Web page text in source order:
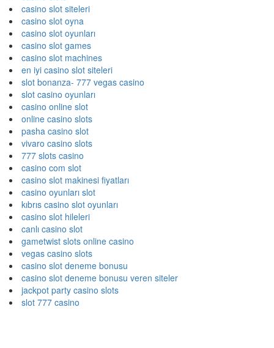
casino slot siteleri
casino slot oyna
casino slot oyunları
casino slot games
casino slot machines
en iyi casino slot siteleri
slot bonanza- 777 vegas casino
slot casino oyunları
casino online slot
online casino slots
pasha casino slot
vivaro casino slots
777 slots casino
casino com slot
casino slot makinesi fiyatları
casino oyunları slot
kıbrıs casino slot oyunları
casino slot hileleri
canlı casino slot
gametwist slots online casino
vegas casino slots
casino slot deneme bonusu
casino slot deneme bonusu veren siteler
jackpot party casino slots
slot 777 casino